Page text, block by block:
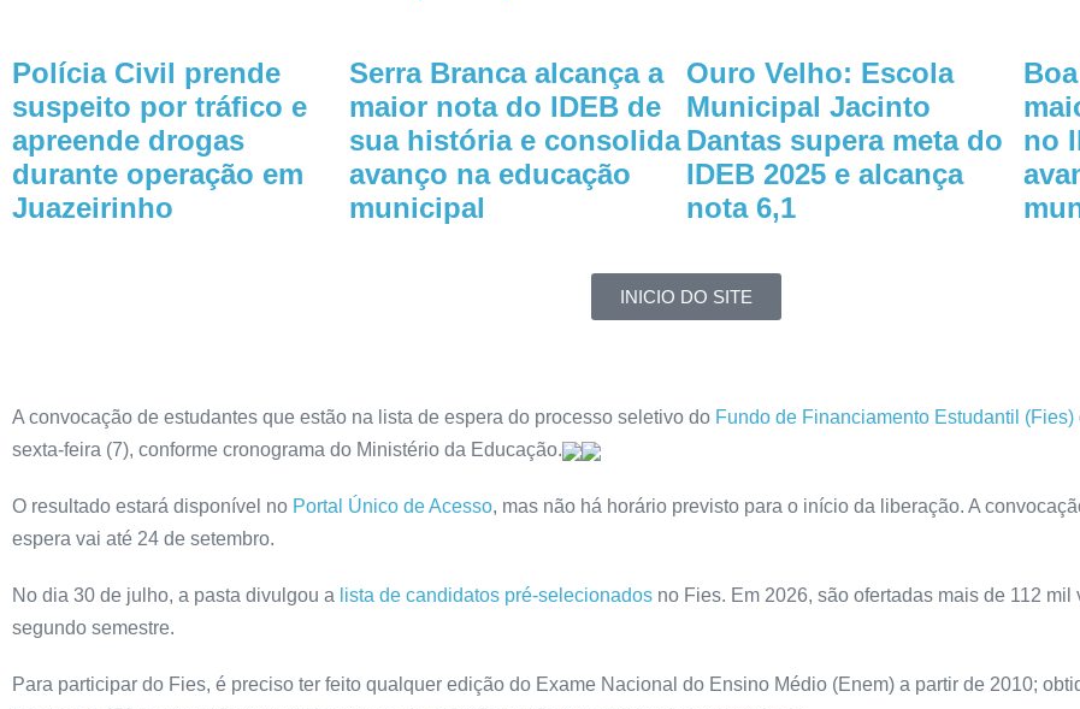
Polícia Civil prende
suspeito por tráfico e
apreende drogas
durante operação em
Juazeirinho
Serra Branca alcança a
maior nota do IDEB de
sua história e consolida
avanço na educação
municipal
Ouro Velho: Escola
Municipal Jacinto
Dantas supera meta do
IDEB 2025 e alcança
nota 6,1
no
INICIO DO SITE
A convocação de estudantes que estão na lista de espera do processo seletivo do Fundo de Financiamento Estudantil (Fies)
sexta-feira (7), conforme cronograma do Ministério da Educação.
O resultado estará disponível no Portal Único de Acesso, mas não há horário previsto para o início da liberação. A
espera vai até 24 de setembro.
No dia 30 de julho, a pasta divulgou a lista de candidatos pré-selecionados no Fies. Em 2026, são ofertadas mais de 112
segundo semestre.
Para participar do Fies, é preciso ter feito qualquer edição do Exame Nacional do Ensino Médio (Enem) a partir de 2010;